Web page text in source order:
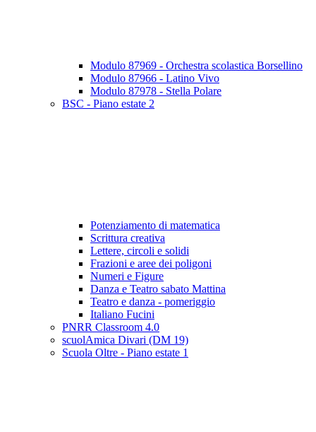
Modulo 87969 - Orchestra scolastica Borsellino
Modulo 87966 - Latino Vivo
Modulo 87978 - Stella Polare
BSC - Piano estate 2
Potenziamento di matematica
Scrittura creativa
Lettere, circoli e solidi
Frazioni e aree dei poligoni
Numeri e Figure
Danza e Teatro sabato Mattina
Teatro e danza - pomeriggio
Italiano Fucini
PNRR Classroom 4.0
scuolAmica Divari (DM 19)
Scuola Oltre - Piano estate 1